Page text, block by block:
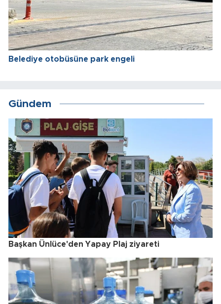
Belediye otobüsüne park engeli
Gündem
Başkan Ünlüce'den Yapay Plaj ziyareti